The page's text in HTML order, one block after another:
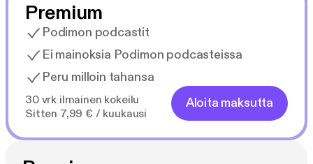
Premium
Podimon podcastit
Ei mainoksia Podimon podcasteissa
Peru milloin tahansa
30 vrk ilmainen kokeilu
Sitten 7,99 € / kuukausi
Aloita maksutta